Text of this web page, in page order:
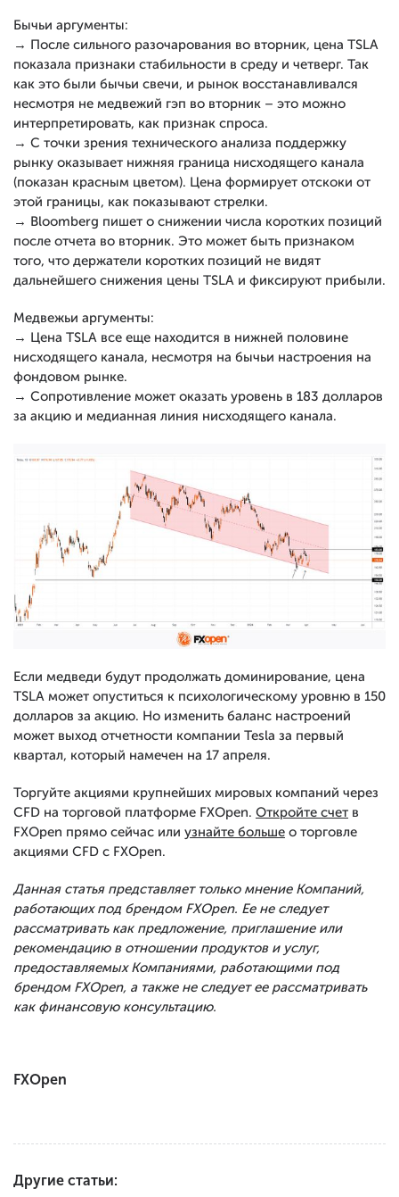
Бычьи аргументы:
→ После сильного разочарования во вторник, цена TSLA
показала признаки стабильности в среду и четверг. Так
как это были бычьи свечи, и рынок восстанавливался
несмотря не медвежий гэп во вторник – это можно
интерпретировать, как признак спроса.
→ С точки зрения технического анализа поддержку
рынку оказывает нижняя граница нисходящего канала
(показан красным цветом). Цена формирует отскоки от
этой границы, как показывают стрелки.
→ Bloomberg пишет о снижении числа коротких позиций
после отчета во вторник. Это может быть признаком
того, что держатели коротких позиций не видят
дальнейшего снижения цены TSLA и фиксируют прибыли.
Медвежьи аргументы:
→ Цена TSLA все еще находится в нижней половине
нисходящего канала, несмотря на бычьи настроения на
фондовом рынке.
→ Сопротивление может оказать уровень в 183 долларов
за акцию и медианная линия нисходящего канала.
Если медведи будут продолжать доминирование, цена
TSLA может опуститься к психологическому уровню в 150
долларов за акцию. Но изменить баланс настроений
может выход отчетности компании Tesla за первый
квартал, который намечен на 17 апреля.
Торгуйте акциями крупнейших мировых компаний через
CFD на торговой платформе FXOpen. Откройте счет в
FXOpen прямо сейчас или узнайте больше о торговле
акциями CFD с FXOpen.
Данная статья представляет только мнение Компаний,
работающих под брендом FXOpen. Ее не следует
рассматривать как предложение, приглашение или
рекомендацию в отношении продуктов и услуг,
предоставляемых Компаниями, работающими под
брендом FXOpen, а также не следует ее рассматривать
как финансовую консультацию.
FXOpen
Другие статьи: